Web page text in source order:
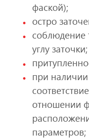
фаской);
остро
соблюдение
углу заточки;
при
отношении
параметров;